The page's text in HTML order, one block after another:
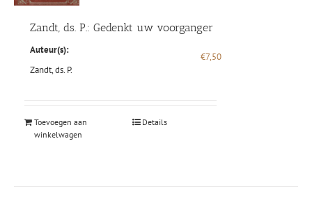
Zandt, ds. P.: Gedenkt uw voorganger
Auteur(s):
Zandt, ds. P.
€7,50
Toevoegen aan
winkelwagen
Details